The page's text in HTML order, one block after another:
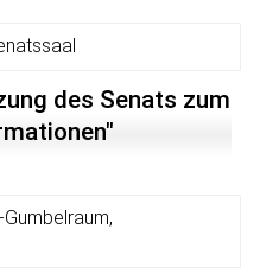
des Senats zum